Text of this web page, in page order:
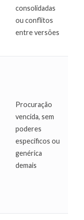
consolidadas
ou conflitos
entre versões
Procuração
vencida, sem
poderes
específicos ou
genérica
demais